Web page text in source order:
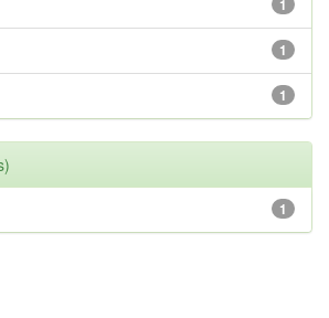
1
1
1
1